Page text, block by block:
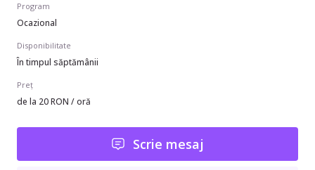
Program
Ocazional
Disponibilitate
În timpul săptămânii
Preț
de la 20 RON / oră
Scrie mesaj